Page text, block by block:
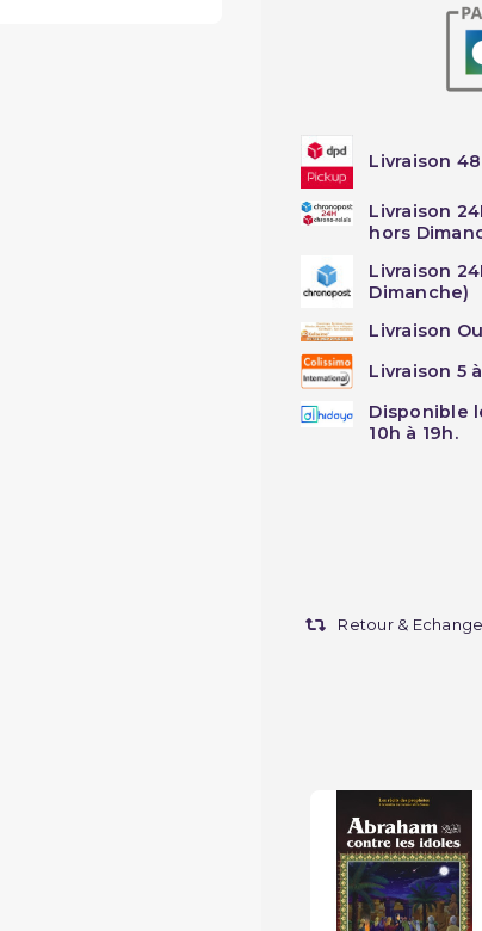
Livraison
Livraison
hors
Livraison
Dimanche)
Livraison
Livraison 5
Disponible
10h à 19h.
Retour & Echange